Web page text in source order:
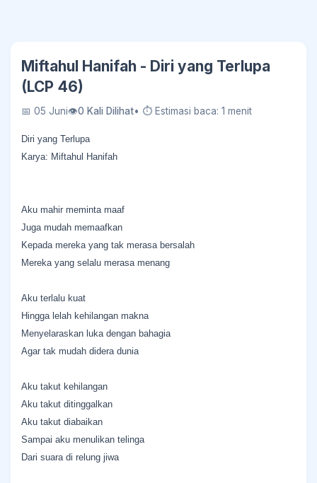
Miftahul Hanifah - Diri yang Terlupa
(LCP 46)
📅 05 Juni👁0 Kali Dilihat• ⏱ Estimasi baca: 1 menit
Diri yang Terlupa
Karya: Miftahul Hanifah
Aku mahir meminta maaf
Juga mudah memaafkan
Kepada mereka yang tak merasa bersalah
Mereka yang selalu merasa menang
Aku terlalu kuat
Hingga lelah kehilangan makna
Menyelaraskan luka dengan bahagia
Agar tak mudah didera dunia
Aku takut kehilangan
Aku takut ditinggalkan
Aku takut diabaikan
Sampai aku menulikan telinga
Dari suara di relung jiwa